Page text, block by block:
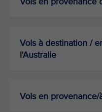
Vols à destination /
l'Australie
Vols en